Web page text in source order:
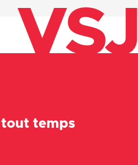
VSJ
tout temps